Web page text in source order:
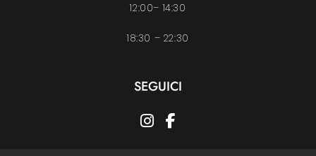
12:00– 14:30
18:30 – 22:30
SEGUICI
instagram